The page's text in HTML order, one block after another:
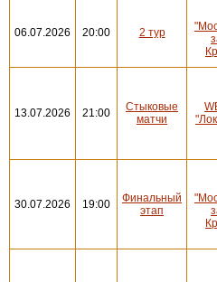
06.07.2026 20:00 2 тур
13.07.2026 21:00
Стыковые
матчи
30.07.2026 19:00
Финальный
этап